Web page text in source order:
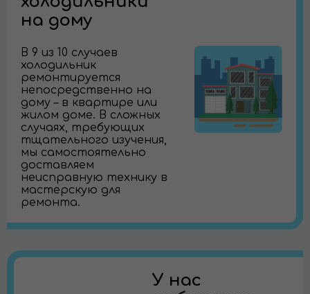
на дому
В 9 из 10 случаев
холодильник
ремонтируется
непосредственно на
дому – в квартире или
жилом доме. В сложных
случаях, требующих
тщательного изучения,
мы самостоятельно
доставляем
неисправную технику в
мастерскую для
ремонта.
У нас